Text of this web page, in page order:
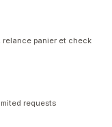
relance panier et check
requests